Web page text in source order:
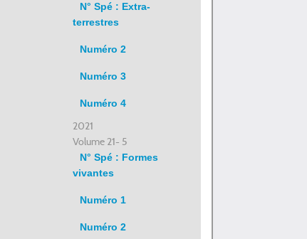
N° Spé : Extra-
terrestres
Numéro 2
Numéro 3
Numéro 4
2021
Volume 21- 5
N° Spé : Formes
vivantes
Numéro 1
Numéro 2